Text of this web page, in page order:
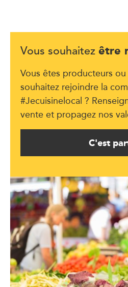
Vous souhaitez être
Vous êtes producteurs ou
souhaitez rejoindre la
#Jecuisinelocal ?
vente et propagez nos
C'est